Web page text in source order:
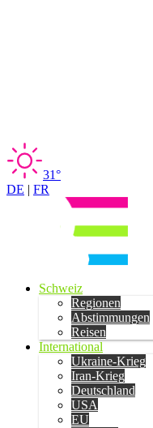
31°
DE | FR
Schweiz
Regionen
Abstimmungen
Reisen
International
Ukraine-Krieg
Iran-Krieg
Deutschland
USA
EU